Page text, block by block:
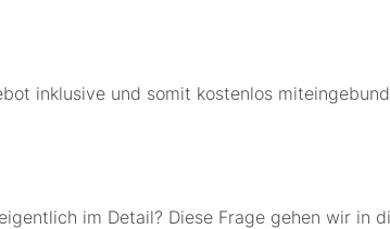
inklusive und somit kostenlos
im Detail? Diese Frage gehen wir in